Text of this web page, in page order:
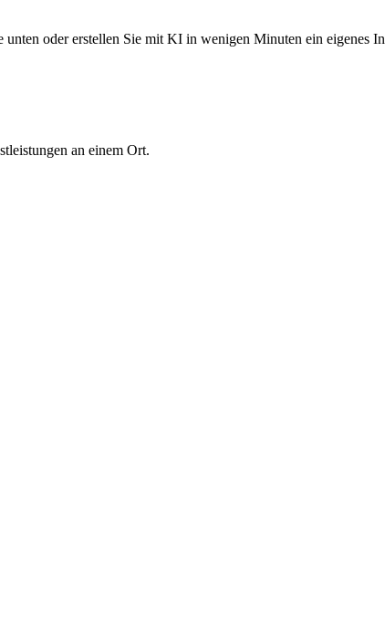
oder erstellen Sie mit KI in wenigen Minuten ein eigenes
an einem Ort.